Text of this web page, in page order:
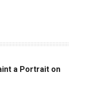
a Portrait on